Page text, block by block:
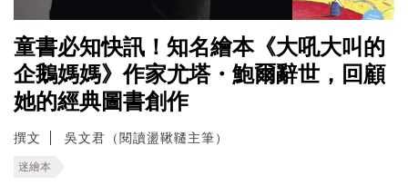
童書必知快訊！知名繪本《大吼大叫的
企鵝媽媽》作家尤塔・鮑爾辭世，回顧
她的經典圖書創作
撰文 吳文君（閱讀盪鞦韆主筆）
迷繪本